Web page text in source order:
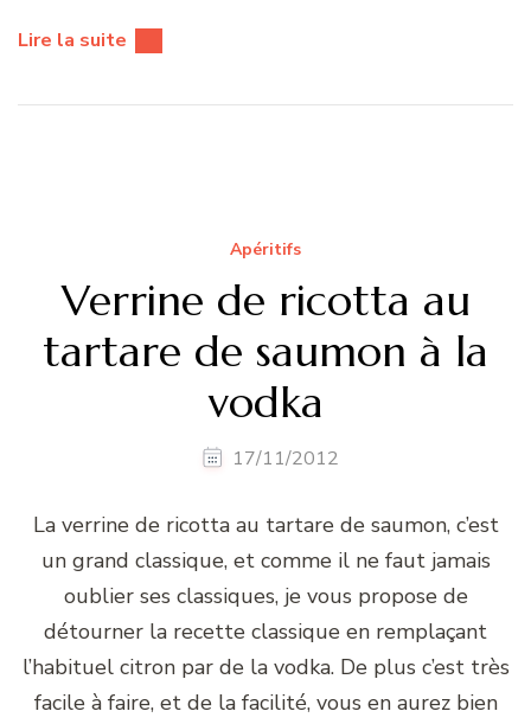
Lire la suite
Apéritifs
Verrine de ricotta au
tartare de saumon à la
vodka
17/11/2012
La verrine de ricotta au tartare de saumon, c’est
un grand classique, et comme il ne faut jamais
oublier ses classiques, je vous propose de
détourner la recette classique en remplaçant
l’habituel citron par de la vodka. De plus c’est très
facile à faire, et de la facilité, vous en aurez bien